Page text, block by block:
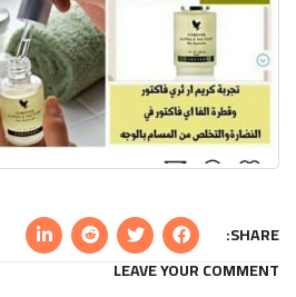
SHARE:
LEAVE YOUR COMMENT